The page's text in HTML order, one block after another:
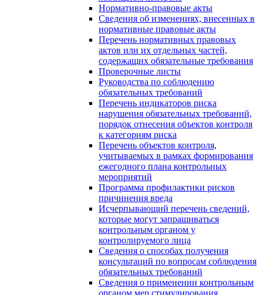
Нормативно-правовые акты
Сведения об изменениях, внесенных в
нормативные правовые акты
Перечень нормативных правовых
актов или их отдельных частей,
содержащих обязательные требования
Проверочные листы
Руководства по соблюдению
обязательных требований
Перечень индикаторов риска
нарушения обязательных требований,
порядок отнесения объектов контроля
к категориям риска
Перечень объектов контроля,
учитываемых в рамках формирования
ежегодного плана контрольных
мероприятий
Программа профилактики рисков
причинения вреда
Исчерпывающий перечень сведений,
которые могут запрашиваться
контрольным органом у
контролируемого лица
Сведения о способах получения
консультаций по вопросам соблюдения
обязательных требований
Сведения о применении контрольным
органом мер стимулирования